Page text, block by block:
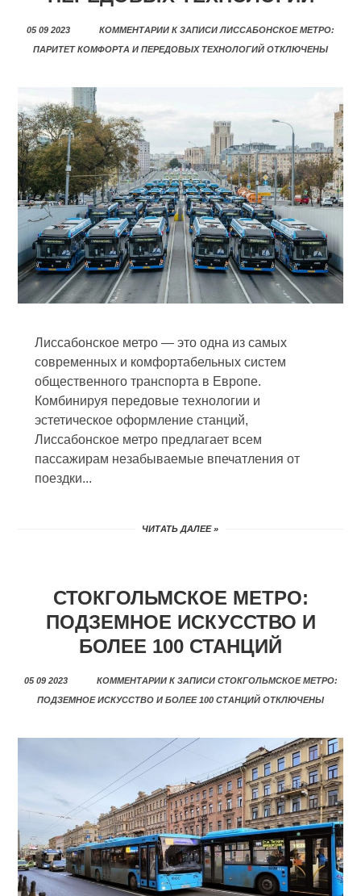
05 09 2023 КОММЕНТАРИИ К ЗАПИСИ ЛИССАБОНСКОЕ МЕТРО:
ПАРИТЕТ КОМФОРТА И ПЕРЕДОВЫХ ТЕХНОЛОГИЙ ОТКЛЮЧЕНЫ
Лиссабонское метро — это одна из самых
современных и комфортабельных систем
общественного транспорта в Европе.
Комбинируя передовые технологии и
эстетическое оформление станций,
Лиссабонское метро предлагает всем
пассажирам незабываемые впечатления от
поездки...
ЧИТАТЬ ДАЛЕЕ »
СТОКГОЛЬМСКОЕ МЕТРО:
ПОДЗЕМНОЕ ИСКУССТВО И
БОЛЕЕ 100 СТАНЦИЙ
05 09 2023 КОММЕНТАРИИК ЗАПИСИ СТОКГОЛЬМСКОЕ МЕТРО:
ПОДЗЕМНОЕ ИСКУССТВО И БОЛЕЕ 100 СТАНЦИЙ ОТКЛЮЧЕНЫ